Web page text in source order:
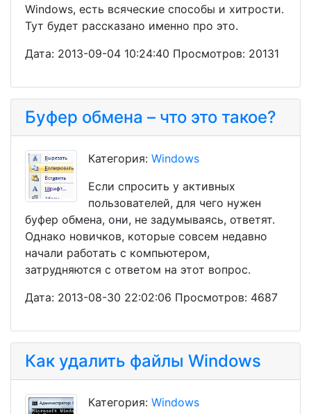
Windows, есть всяческие способы и хитрости.
Тут будет рассказано именно про это.
Дата: 2013-09-04 10:24:40 Просмотров: 20131
Буфер обмена – что это такое?
Категория: Windows
Если спросить у активных
пользователей, для чего нужен
буфер обмена, они, не задумываясь, ответят.
Однако новичков, которые совсем недавно
начали работать с компьютером,
затрудняются с ответом на этот вопрос.
Дата: 2013-08-30 22:02:06 Просмотров: 4687
Как удалить файлы Windows
Категория: Windows